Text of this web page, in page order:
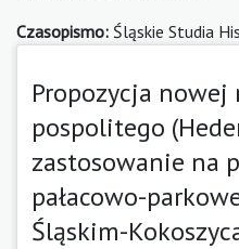
Czasopismo: Śląskie Studia
Propozycja
pospolitego
zastosowanie na
pałacowo-
Śląskim-